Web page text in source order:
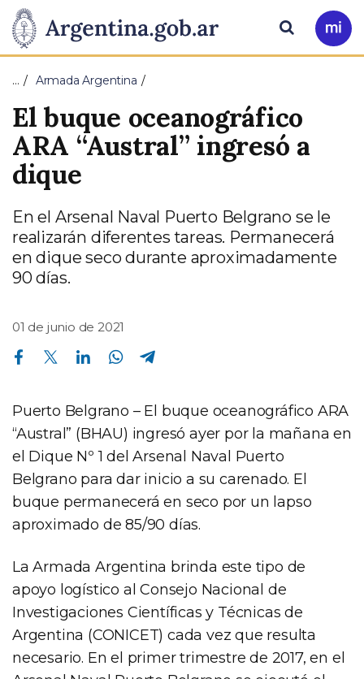
Presidencia
de
la
Nación
Pasar al contenido principal
Ir
a
Buscar
… Armada Argentina
El buque oceanográfico
ARA “Austral” ingresó a
dique
En el Arsenal Naval Puerto Belgrano se le
realizarán diferentes tareas. Permanecerá
en dique seco durante aproximadamente
90 días.
01 de junio de 2021
Compartir en Facebook Compartir en Twitter Compartir en Linkedin Compartir en Whatsapp
Puerto Belgrano – El buque oceanográfico ARA
“Austral” (BHAU) ingresó ayer por la mañana en
el Dique Nº 1 del Arsenal Naval Puerto
Belgrano para dar inicio a su carenado. El
buque permanecerá en seco por un lapso
aproximado de 85/90 días.
La Armada Argentina brinda este tipo de
apoyo logístico al Consejo Nacional de
Investigaciones Científicas y Técnicas de
Argentina (CONICET) cada vez que resulta
necesario. En el primer trimestre de 2017, en el